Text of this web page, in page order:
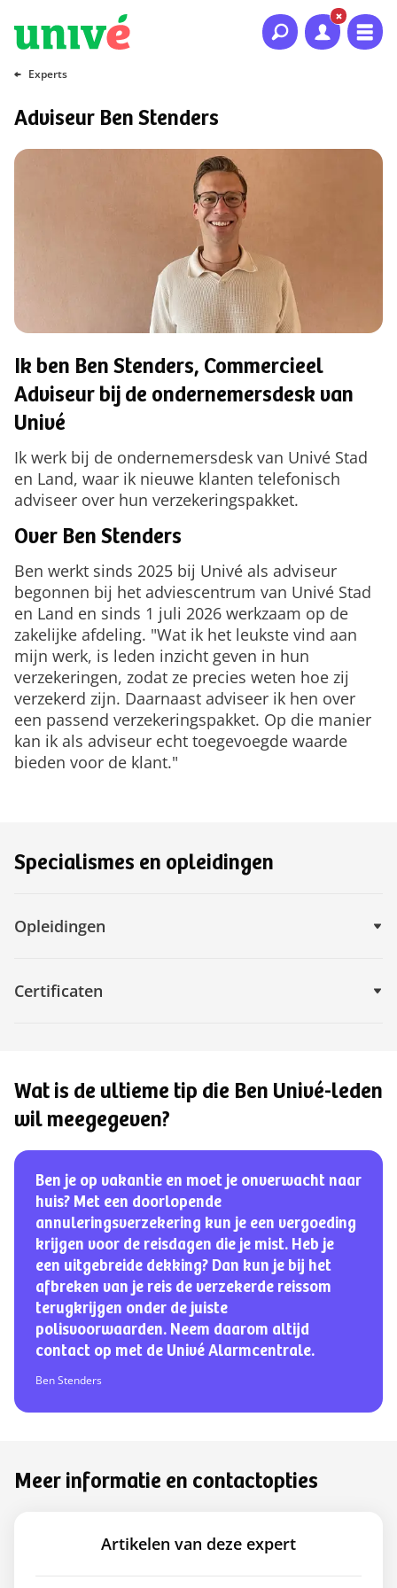
Naar hoofdinhoud
Naar hoofdnavigatie
Naar footer
Experts
Adviseur Ben Stenders
Ik ben Ben Stenders, Commercieel
Adviseur bij de ondernemersdesk van
Univé
Ik werk bij de ondernemersdesk van Univé Stad
en Land, waar ik nieuwe klanten telefonisch
adviseer over hun verzekeringspakket.
Over Ben Stenders
Ben werkt sinds 2025 bij Univé als adviseur
begonnen bij het adviescentrum van Univé Stad
en Land en sinds 1 juli 2026 werkzaam op de
zakelijke afdeling. "Wat ik het leukste vind aan
mijn werk, is leden inzicht geven in hun
verzekeringen, zodat ze precies weten hoe zij
verzekerd zijn. Daarnaast adviseer ik hen over
een passend verzekeringspakket. Op die manier
kan ik als adviseur echt toegevoegde waarde
bieden voor de klant."
Specialismes en opleidingen
Opleidingen
Certificaten
Wat is de ultieme tip die Ben Univé-leden
wil meegegeven?
Ben je op vakantie en moet je onverwacht naar
huis? Met een doorlopende
annuleringsverzekering kun je een vergoeding
krijgen voor de reisdagen die je mist. Heb je
een uitgebreide dekking? Dan kun je bij het
afbreken van je reis de verzekerde reissom
terugkrijgen onder de juiste
polisvoorwaarden. Neem daarom altijd
contact op met de Univé Alarmcentrale.
Ben Stenders
Meer informatie en contactopties
Artikelen van deze expert